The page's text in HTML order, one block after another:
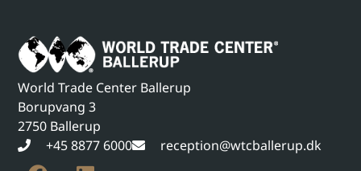
World Trade Center Ballerup
Borupvang 3
2750 Ballerup
+45 8877 6000
reception@wtcballerup.dk